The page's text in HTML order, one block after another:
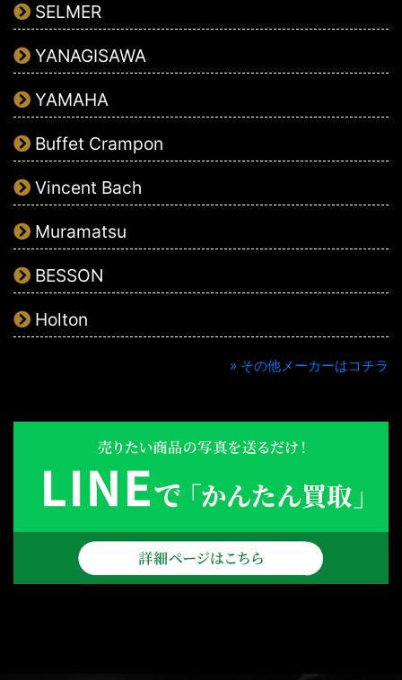
SELMER
YANAGISAWA
YAMAHA
Buffet Crampon
Vincent Bach
Muramatsu
BESSON
Holton
» その他メーカーはコチラ